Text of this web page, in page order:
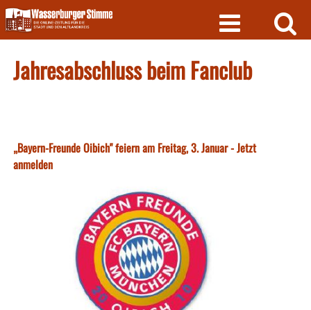
Skip
to
content
Jahresabschluss beim Fanclub
„Bayern-Freunde Oibich" feiern am Freitag, 3. Januar - Jetzt
anmelden